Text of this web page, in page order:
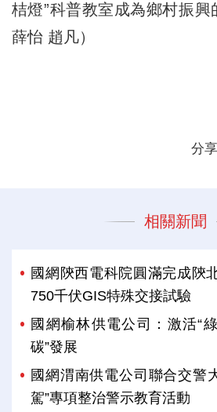
桔燈”科普教室成為鄉村振
薛怡 趙凡）
分享
相關新聞
國網陝西電科院圓滿完成陝
750千伏GIS特殊交接試驗
國網榆林供電公司：激活“
碳”發展
國網渭南供電公司聯合交警
駕”專項整治警示教育活動